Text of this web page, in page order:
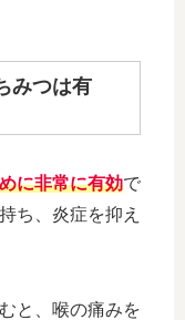
みつは有
に非常に有効で
ち、炎症を抑え
と、喉の痛みを